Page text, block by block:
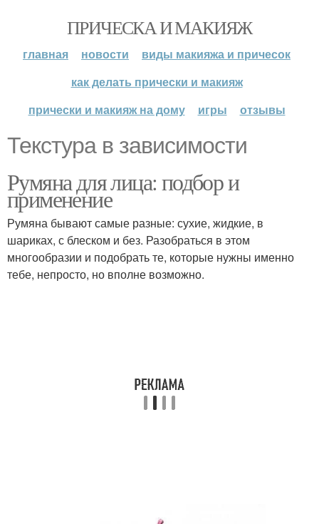
ПРИЧЕСКА И МАКИЯЖ
главная новости
виды макияжа и причесок
как делать прически и макияж
прически и макияж на дому
игры отзывы
Текстура в зависимости
Румяна для лица: подбор и
применение
Румяна бывают самые разные: сухие, жидкие, в
шариках, с блеском и без. Разобраться в этом
многообразии и подобрать те, которые нужны именно
тебе, непросто, но вполне возможно.